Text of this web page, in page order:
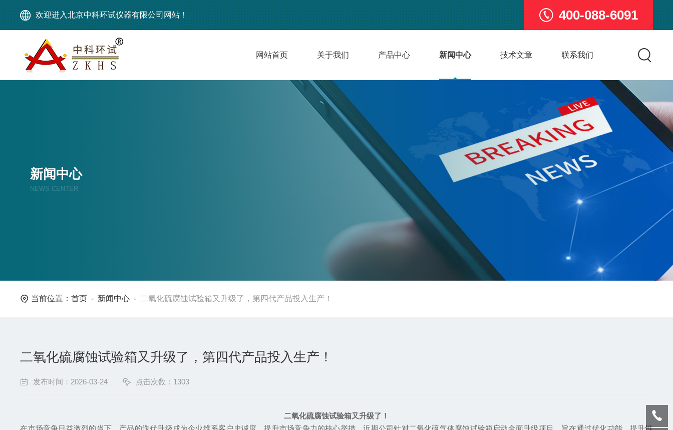
欢迎进入北京中科环试仪器有限公司网站！ 400-088-6091
网站首页 关于我们 产品中心 新闻中心 技术文章 联系我们
新闻中心
NEWS CENTER
当前位置：首页 - 新闻中心 - 二氧化硫腐蚀试验箱又升级了，第四代产品投入生产！
二氧化硫腐蚀试验箱又升级了，第四代产品投入生产！
发布时间：2026-03-24 点击次数：1303
二氧化硫腐蚀试验箱又升级了！
在市场竞争日益激烈的当下，产品的迭代升级成为企业维系客户忠诚度、提升市场竞争力的核心举措。近期公司针对二氧化硫气体腐蚀试验箱启动全面升级项目，旨在通过优化功能、提升性